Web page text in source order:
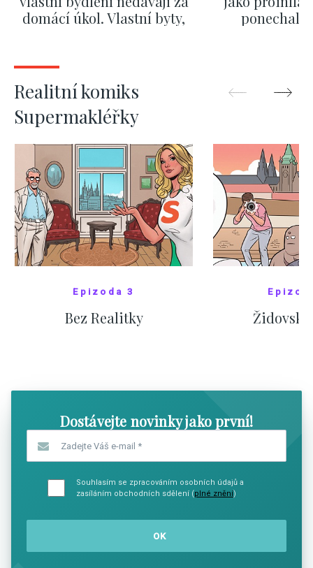
domácí úkol. Vlastní byty,
ponechali
Realitní komiks
Supermakléřky
Epizoda 3
Bez Realitky
Dostávejte novinky jako první!
Souhlasím se zpracováním osobních údajů a
zasíláním obchodních sdělení (plné znění)